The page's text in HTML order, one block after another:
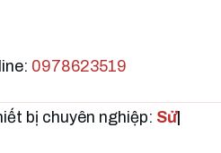
0978623519
bị chuyên nghiệp: Sửa ch